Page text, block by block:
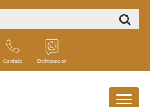
Contato Distribuidor